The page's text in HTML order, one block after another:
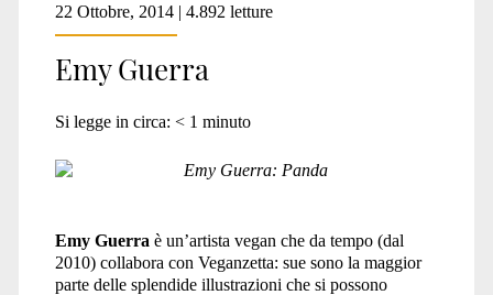
22 Ottobre, 2014 | 4.892 letture
Emy Guerra
Si legge in circa: < 1 minuto
Emy Guerra è un’artista vegan che da tempo (dal
2010) collabora con Veganzetta: sue sono la maggior
parte delle splendide illustrazioni che si possono